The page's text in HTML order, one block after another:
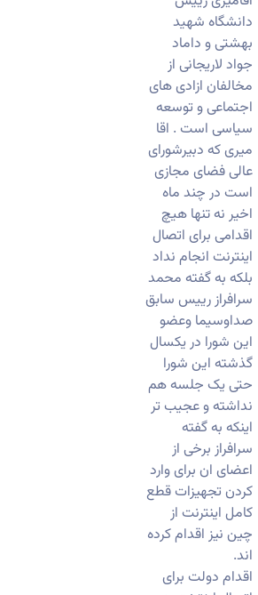
دانشگاه شهید
بهشتی و داماد
جواد لاریجانی از
مخالفان ازادی های
اجتماعی و توسعه
سیاسی است . اقا
میری که دبیرشورای
عالی فضای مجازی
است در چند ماه
اخیر نه تنها هیچ
اقدامی برای اتصال
اینترنت انجام نداد
بلکه به گفته محمد
سرافراز رییس سابق
صداوسیما وعضو
این شورا در یکسال
گذشته این شورا
حتی یک جلسه هم
نداشته و عجیب تر
اینکه به گفته
سرافراز برخی از
اعضای ان برای وارد
کردن تجهیزات قطع
کامل اینترنت از
چین نیز اقدام کرده
اند.
اقدام دولت برای